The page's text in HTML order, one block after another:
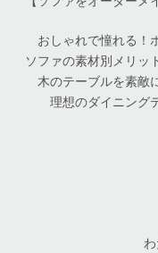
おしゃれで憧れる！
ソファの素材別メリッ
木のテーブルを素敵
理想のダイニング